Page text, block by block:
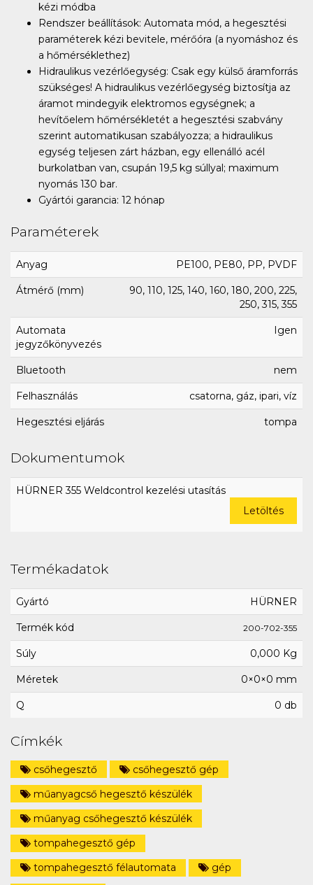
kézi módba
Rendszer beállítások: Automata mód, a hegesztési
paraméterek kézi bevitele, mérőóra (a nyomáshoz és
a hőmérséklethez)
Hidraulikus vezérlőegység: Csak egy külső áramforrás
szükséges! A hidraulikus vezérlőegység biztosítja az
áramot mindegyik elektromos egységnek; a
hevítőelem hőmérsékletét a hegesztési szabvány
szerint automatikusan szabályozza; a hidraulikus
egység teljesen zárt házban, egy ellenálló acél
burkolatban van, csupán 19,5 kg súllyal; maximum
nyomás 130 bar.
Gyártói garancia: 12 hónap
Paraméterek
Anyag PE100, PE80, PP, PVDF
Átmérő (mm)
90, 110, 125, 140, 160, 180, 200, 225,
250, 315, 355
Automata
jegyzőkönyvezés
Igen
Bluetooth nem
Felhasználás csatorna, gáz, ipari, víz
Hegesztési eljárás tompa
Dokumentumok
HÜRNER 355 Weldcontrol kezelési utasítás
Letöltés
Termékadatok
Gyártó HÜRNER
Termék kód 200-702-355
Súly 0,000 Kg
Méretek 0×0×0 mm
Q 0 db
Címkék
csőhegesztő
csőhegesztő gép
műanyagcső hegesztő készülék
műanyag csőhegesztő készülék
tompahegesztő gép
tompahegesztő félautomata
gép